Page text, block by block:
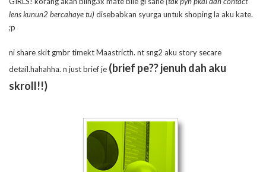
lens kunun2 bercahaye tu) disebabkan syurga untuk shoping la aku kate.
;p
ni share skit gmbr timekt Maastricth. nt sng2 aku story secare
detail.hahahha. n just brief je (brief pe?? jenuh dah aku
skroll!!)